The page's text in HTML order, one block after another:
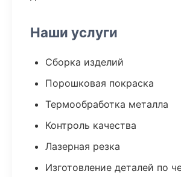
Наши услуги
Сборка изделий
Порошковая покраска
Термообработка металла
Контроль качества
Лазерная резка
Изготовление деталей по